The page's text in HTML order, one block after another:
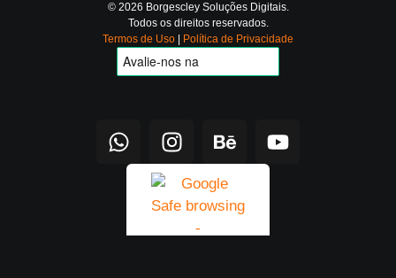
© 2026 Borgescley Soluções Digitais.
Todos os direitos reservados.
Termos de Uso
Política de Privacidade